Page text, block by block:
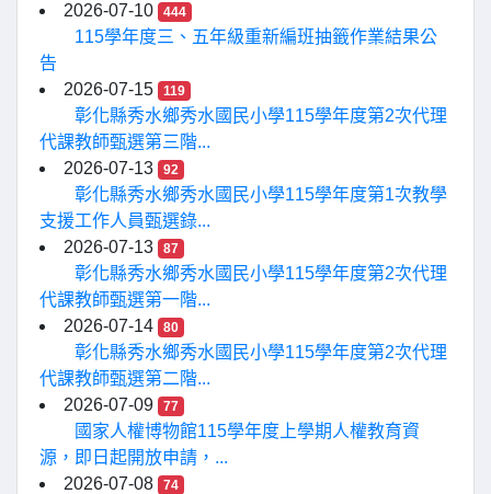
2026-07-10
444
115學年度三、五年級重新編班抽籤作業結果公
告
2026-07-15
119
彰化縣秀水鄉秀水國民小學115學年度第2次代理
代課教師甄選第三階...
2026-07-13
92
彰化縣秀水鄉秀水國民小學115學年度第1次教學
支援工作人員甄選錄...
2026-07-13
87
彰化縣秀水鄉秀水國民小學115學年度第2次代理
代課教師甄選第一階...
2026-07-14
80
彰化縣秀水鄉秀水國民小學115學年度第2次代理
代課教師甄選第二階...
2026-07-09
77
國家人權博物館115學年度上學期人權教育資
源，即日起開放申請，...
2026-07-08
74